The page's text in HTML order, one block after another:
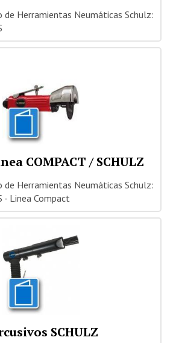
de Herramientas Neumáticas Schulz:
COMPACT / SCHULZ
de Herramientas Neumáticas Schulz:
- Linea Compact
SCHULZ